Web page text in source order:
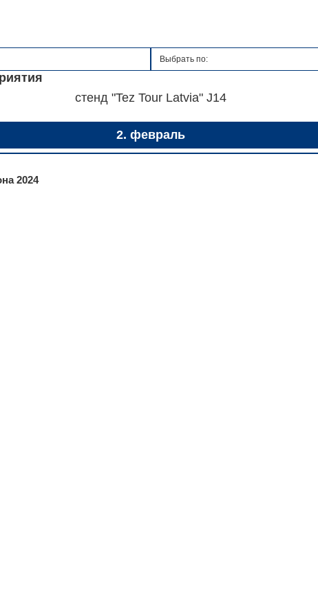
стенд "Tez Tour Latvia" J14
2. февраль
2024